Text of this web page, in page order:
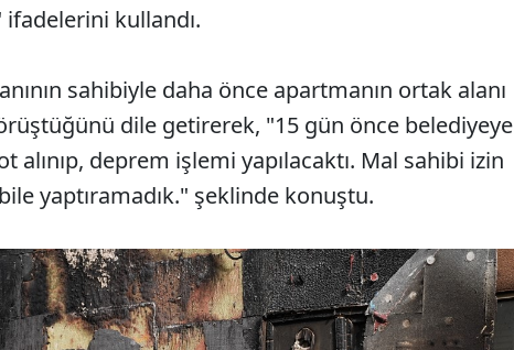
kullandı.
sahibiyle daha önce apartmanın ortak alanı
dile getirerek, "15 gün önce belediyeye
alınıp, deprem işlemi yapılacaktı. Mal sahibi izin
yaptıramadık." şeklinde konuştu.